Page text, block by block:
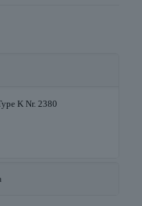
K Nr. 2380